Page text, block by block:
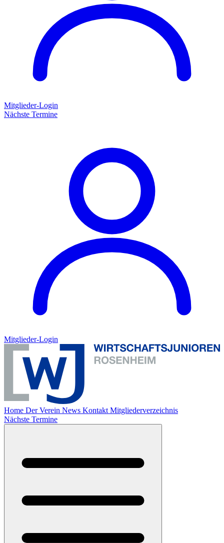
Mitglieder-Login
Nächste Termine
Mitglieder-Login
Home Der Verein News Kontakt Mitgliederverzeichnis
Nächste Termine